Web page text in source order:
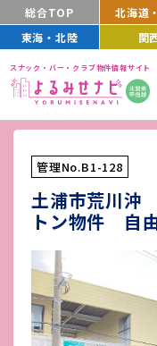
総合TOP 北海道
東海・北陸
関
スナック・バー・クラブ物件情報サイト
管理No.B1-128
土浦市荒川沖
トン物件 自